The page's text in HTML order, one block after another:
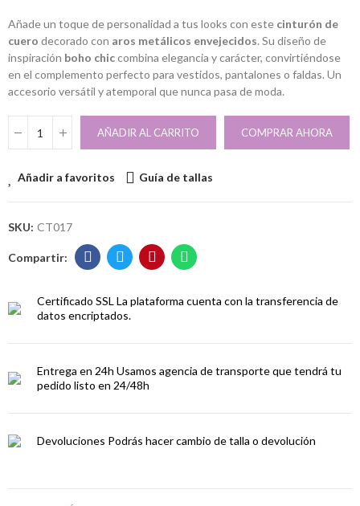
Añade un toque de personalidad a tus looks con este cinturón de
cuero decorado con aros metálicos envejecidos. Su diseño de
inspiración boho chiccombina elegancia y carácter, convirtiéndose
en el complemento perfecto para vestidos, pantalones o faldas. Un
accesorio versátil y atemporal que nunca pasa de moda.
AÑADIR AL CARRITO COMPRAR AHORA
Añadir a favoritos Guía de tallas
SKU: CT017
Certificado SSL La plataforma cuenta con la transferencia de
datos encriptados.
Entrega en 24h Usamos agencia de transporte que tendrá tu
pedido listo en 24/48h
Devoluciones Podrás hacer cambio de talla o devolución